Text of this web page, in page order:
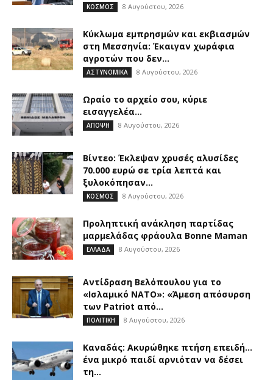
ΚΟΣΜΟΣ 8 Αυγούστου, 2026
Kύκλωμα εμπρησμών και εκβιασμών
στη Μεσσηνία: Έκαιγαν χωράφια
αγροτών που δεν...
ΑΣΤΥΝΟΜΙΚΑ 8 Αυγούστου, 2026
Ωραίο το αρχείο σου, κύριε
εισαγγελέα…
ΑΠΟΨΗ 8 Αυγούστου, 2026
Βίντεο: Έκλεψαν χρυσές αλυσίδες
70.000 ευρώ σε τρία λεπτά και
ξυλοκόπησαν...
ΚΟΣΜΟΣ 8 Αυγούστου, 2026
Προληπτική ανάκληση παρτίδας
μαρμελάδας φράουλα Bonne Maman
ΕΛΛΑΔΑ 8 Αυγούστου, 2026
Αντίδραση Βελόπουλου για το
«Ισλαμικό ΝΑΤΟ»: «Άμεση απόσυρση
των Patriot από...
ΠΟΛΙΤΙΚΗ 8 Αυγούστου, 2026
Καναδάς: Ακυρώθηκε πτήση επειδή…
ένα μικρό παιδί αρνιόταν να δέσει
τη...